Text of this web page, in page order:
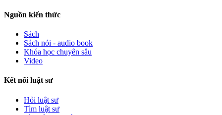
Nguồn kiến thức
Sách
Sách nói - audio book
Khóa học chuyên sâu
Video
Kết nối luật sư
Hỏi luật sư
Tìm luật sư